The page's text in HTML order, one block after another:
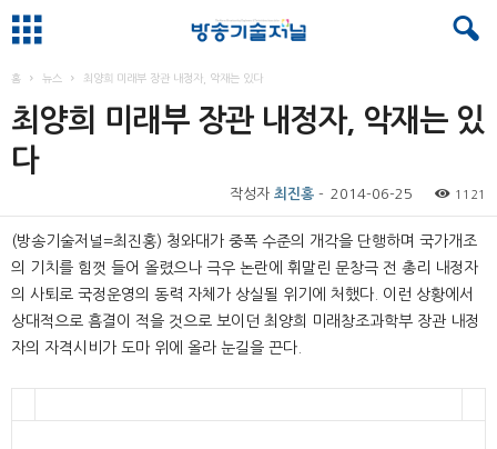
홈 뉴스 최양희 미래부 장관 내정자, 악재는 있다
최양희 미래부 장관 내정자, 악재는 있
다
작성자 최진홍 - 2014-06-25 1121
(방송기술저널=최진홍) 청와대가 중폭 수준의 개각을 단행하며 국가개조
의 기치를 힘껏 들어 올렸으나 극우 논란에 휘말린 문창극 전 총리 내정자
의 사퇴로 국정운영의 동력 자체가 상실될 위기에 처했다. 이런 상황에서
상대적으로 흠결이 적을 것으로 보이던 최양희 미래창조과학부 장관 내정
자의 자격시비가 도마 위에 올라 눈길을 끈다.